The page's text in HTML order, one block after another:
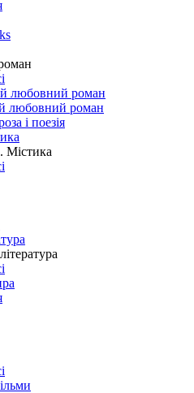
любовний роман
любовний роман
і поезія
Містика